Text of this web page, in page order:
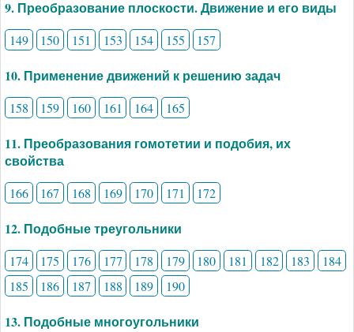
9. Преобразование плоскости. Движение и его виды
149 150 151 153 154 155 157
10. Применение движений к решению задач
158 159 160 161 164 165
11. Преобразования гомотетии и подобия, их
свойства
166 167 168 169 170 171 172
12. Подобные треугольники
174 175 176 177 178 179 180 181 182 183
184
185
186 187 188 189 190
13. Подобные многоугольники